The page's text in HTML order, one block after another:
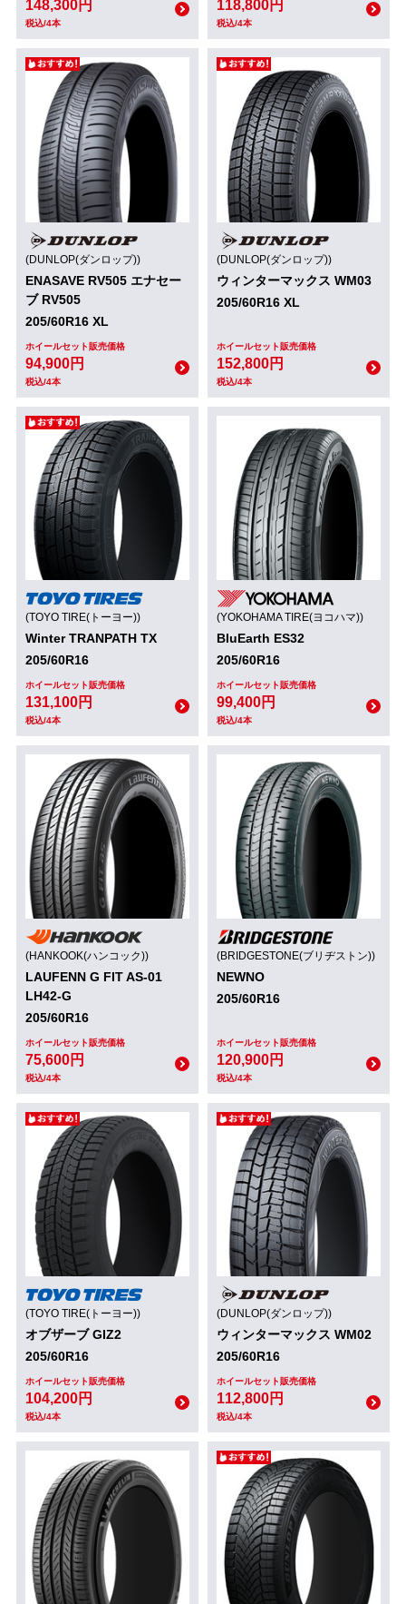
148,300円
税込/4本
118,800円
税込/4本
(DUNLOP(ダンロップ))
ENASAVE RV505 エナセー
ブ RV505
205/60R16 XL
ホイールセット販売価格
94,900円
税込/4本
(DUNLOP(ダンロップ))
ウィンターマックス WM03
205/60R16 XL
ホイールセット販売価格
152,800円
税込/4本
(TOYO TIRE(トーヨー))
Winter TRANPATH TX
205/60R16
ホイールセット販売価格
131,100円
税込/4本
(YOKOHAMA TIRE(ヨコハマ))
BluEarth ES32
205/60R16
ホイールセット販売価格
99,400円
税込/4本
(HANKOOK(ハンコック))
LAUFENN G FIT AS-01
LH42-G
205/60R16
ホイールセット販売価格
75,600円
税込/4本
(BRIDGESTONE(ブリヂストン))
NEWNO
205/60R16
ホイールセット販売価格
120,900円
税込/4本
(TOYO TIRE(トーヨー))
オブザーブ GIZ2
205/60R16
ホイールセット販売価格
104,200円
税込/4本
(DUNLOP(ダンロップ))
ウィンターマックス WM02
205/60R16
ホイールセット販売価格
112,800円
税込/4本